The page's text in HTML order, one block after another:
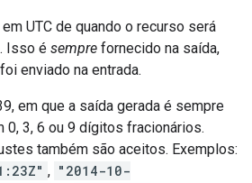
UTC de quando o recurso será
Isso é sempre fornecido na saída,
enviado na entrada.
em que a saída gerada é sempre
0, 3, 6 ou 9 dígitos fracionários.
também são aceitos. Exemplos:
, "2014-10-